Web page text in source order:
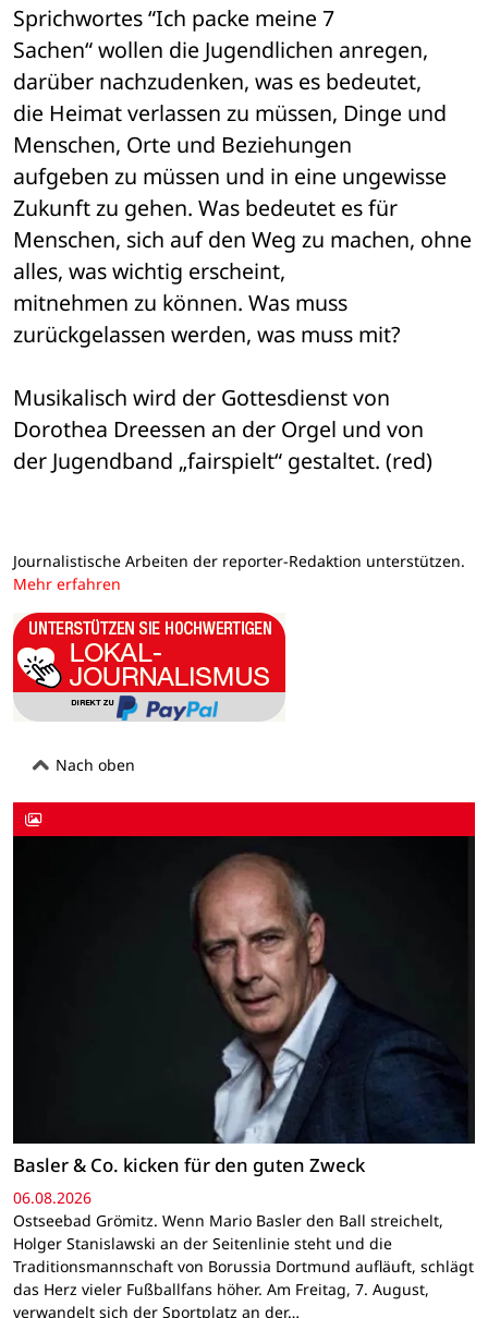
Sprichwortes “Ich packe meine 7
Sachen“ wollen die Jugendlichen anregen,
darüber nachzudenken, was es bedeutet,
die Heimat verlassen zu müssen, Dinge und
Menschen, Orte und Beziehungen
aufgeben zu müssen und in eine ungewisse
Zukunft zu gehen. Was bedeutet es für
Menschen, sich auf den Weg zu machen, ohne
alles, was wichtig erscheint,
mitnehmen zu können. Was muss
zurückgelassen werden, was muss mit?
Musikalisch wird der Gottesdienst von
Dorothea Dreessen an der Orgel und von
der Jugendband „fairspielt“ gestaltet. (red)
Journalistische Arbeiten der reporter-Redaktion unterstützen.
Mehr erfahren
Nach oben
Basler & Co. kicken für den guten Zweck
06.08.2026
Ostseebad Grömitz. Wenn Mario Basler den Ball streichelt,
Holger Stanislawski an der Seitenlinie steht und die
Traditionsmannschaft von Borussia Dortmund aufläuft, schlägt
das Herz vieler Fußballfans höher. Am Freitag, 7. August,
verwandelt sich der Sportplatz an der…